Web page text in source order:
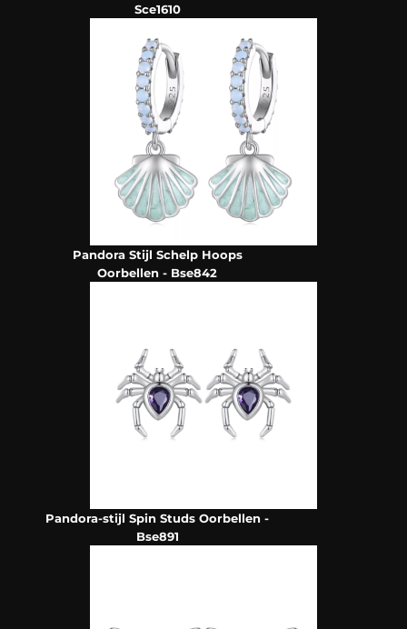
Sce1610
Pandora Stijl Schelp Hoops
Oorbellen - Bse842
Pandora-stijl Spin Studs Oorbellen -
Bse891